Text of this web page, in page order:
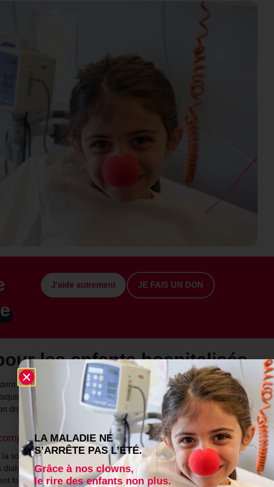
J'aide autrement JE FAIS UN DON
les enfants hospitalisés
à restaurer le monde de l’enfance dans l’hôpital. Les clowns rétablissent
crie… Sous l’œil complice de ses parents et de sa famille, un enfant
droit d’être un enfant avant d’être un malade.
les soins douloureux
souffrance des enfants, notamment lors des soins douloureux ou invasifs
Dans ces cas-là, les équipes médicales peuvent compter sur les
formés à l’accompagnement de soins douloureux.
LA MALADIE NE
S’ARRÊTE PAS L’ÉTÉ.
Grâce à nos clowns,
le rire des enfants non plus.